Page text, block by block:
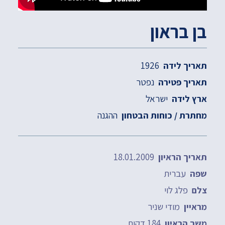
בן בראון
תאריך לידה
תאריך פטירה נפטר
ארץ לידה ישראל
מחתרת / כוחות הבטחון ההגנה
תאריך הראיון
שפה עברית
צלם פלג לוי
מראיין מודי שניר